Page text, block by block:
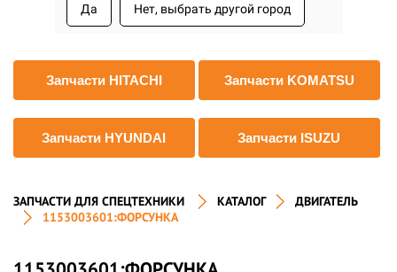
Да Нет, выбрать другой город
Запчасти HITACHI Запчасти KOMATSU
Запчасти HYUNDAI Запчасти ISUZU
ЗАПЧАСТИ ДЛЯ СПЕЦТЕХНИКИ КАТАЛОГ
ДВИГАТЕЛЬ
1153003601:ФОРСУНКА